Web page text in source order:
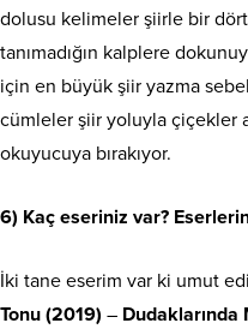
dolusu kelimeler şiirle bir
tanımadığın kalplere
için en büyük şiir yazma
cümleler şiir yoluyla çiçekler
okuyucuya bırakıyor.
6) Kaç eseriniz var?
İki tane eserim var ki umut
Tonu (2019) –